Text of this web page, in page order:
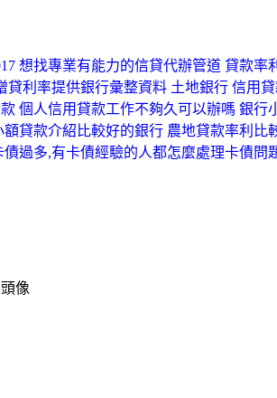
想找專業有能力的信貸代辦管道 貸款率
貸利率提供銀行彙整資料 土地銀行 信用
個人信用貸款工作不夠久可以辦嗎 銀行
貸款介紹比較好的銀行 農地貸款率利比
過多,有卡債經驗的人都怎麼處理卡債問